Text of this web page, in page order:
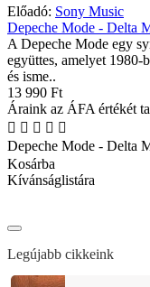
Előadó: Sony Music
Depeche Mode - Delta
A Depeche Mode egy
együttes, amelyet
és isme..
13 990 Ft
Áraink az ÁFA értékét
Depeche Mode - Delta
Kosárba
Kívánságlistára
Legújabb cikkeink